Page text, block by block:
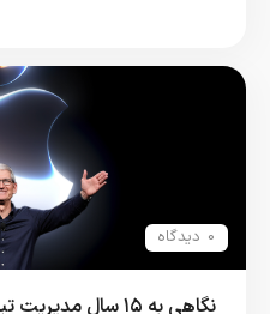
0 دیدگاه
نگاهی به ۱۵ سال مدیریت تیم کوک در اپل